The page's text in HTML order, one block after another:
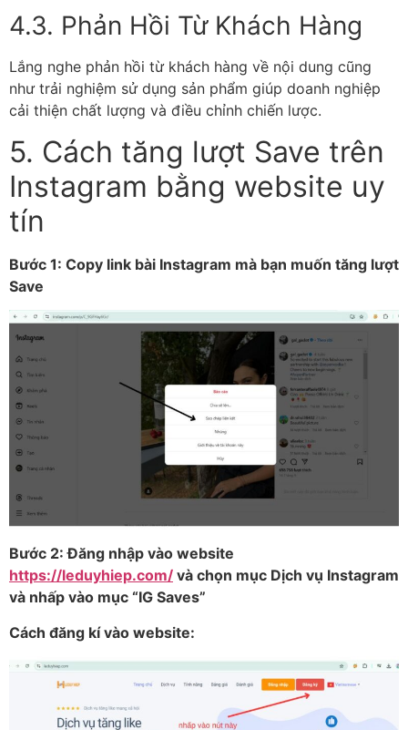
4.3. Phản Hồi Từ Khách Hàng
Lắng nghe phản hồi từ khách hàng về nội dung cũng
như trải nghiệm sử dụng sản phẩm giúp doanh nghiệp
cải thiện chất lượng và điều chỉnh chiến lược.
5. Cách tăng lượt Save trên
Instagram bằng website uy
tín
Bước 1: Copy link bài Instagram mà bạn muốn tăng lượt
Save
Bước 2: Đăng nhập vào website
https://leduyhiep.com/ và chọn mục Dịch vụ Instagram
và nhấp vào mục “IG Saves”
Cách đăng kí vào website: